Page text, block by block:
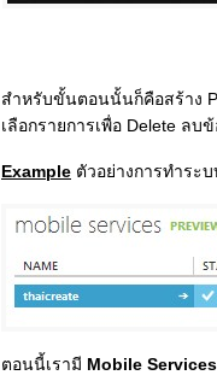
สำหรับขั้นตอนนั้นก็คือสร้าง
เลือกรายการเพื่อ Delete ลบ
Example ตัวอย่างการทำระ
ตอนนี้เรามี Mobile Services